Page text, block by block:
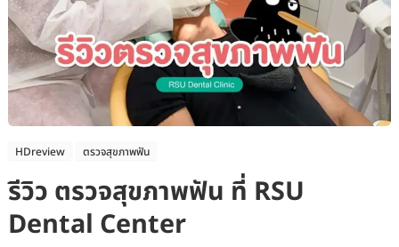
HDreview ตรวจสุขภาพฟัน
รีวิว ตรวจสุขภาพฟัน ที่ RSU
Dental Center